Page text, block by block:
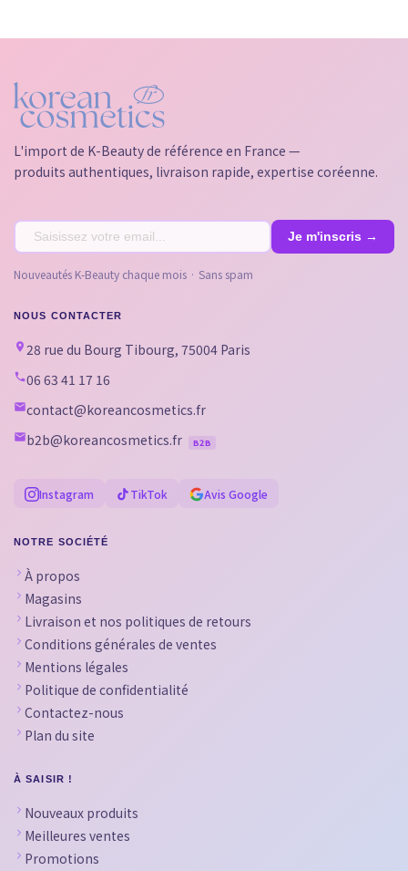
L'import de K-Beauty de référence en France —
produits authentiques, livraison rapide, expertise coréenne.
Nouveautés K-Beauty chaque mois · Sans spam
NOUS CONTACTER
28 rue du Bourg Tibourg, 75004 Paris
06 63 41 17 16
contact@koreancosmetics.fr
b2b@koreancosmetics.fr
B2B
Instagram TikTok Avis Google
NOTRE SOCIÉTÉ
À propos
Magasins
Livraison et nos politiques de retours
Conditions générales de ventes
Mentions légales
Politique de confidentialité
Contactez-nous
Plan du site
À SAISIR !
Nouveaux produits
Meilleures ventes
Promotions